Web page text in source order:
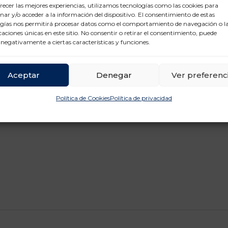
las mejores experiencias, utilizamos tecnologías como las cookies para
y/o acceder a la información del dispositivo. El consentimiento de estas
nos permitirá procesar datos como el comportamiento de navegación o
únicas en este sitio. No consentir o retirar el consentimiento, puede
a ciertas características y funciones.
Aceptar Denegar Ver
Política de CookiesPolítica de privacidad
retorno de la inversión deseado.
Tecnológicas Post Covid-19 en el Sector